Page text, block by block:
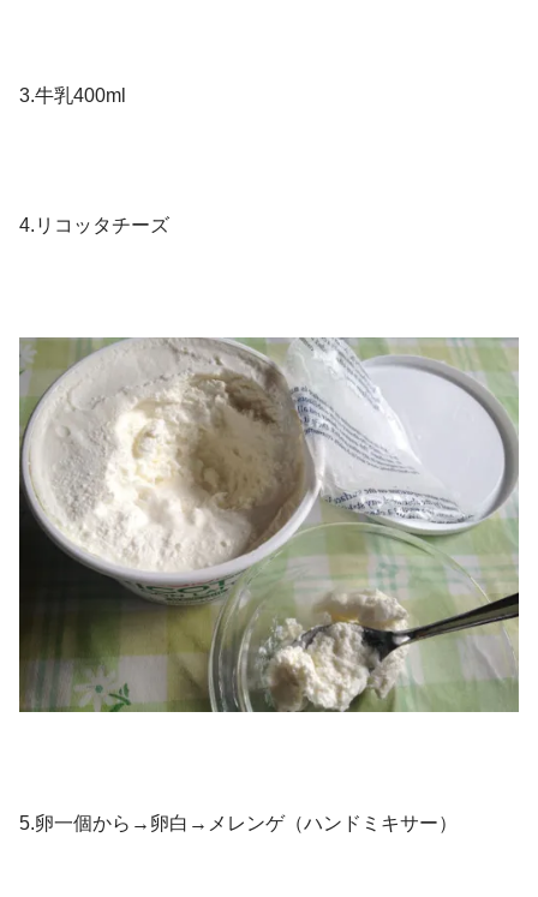
3.牛乳400ml
4.リコッタチーズ
5.卵一個から→卵白→メレンゲ（ハンドミキサー）